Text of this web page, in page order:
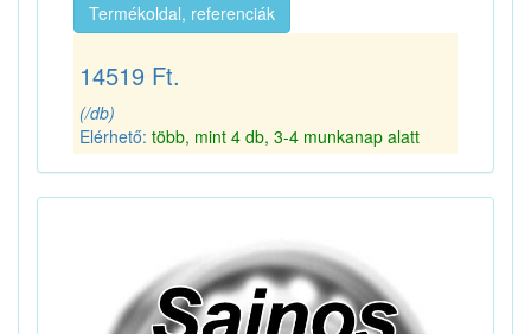
Termékoldal, referenciák
14519 Ft.
(/db)
Elérhető: több, mint 4 db, 3-4 munkanap alatt